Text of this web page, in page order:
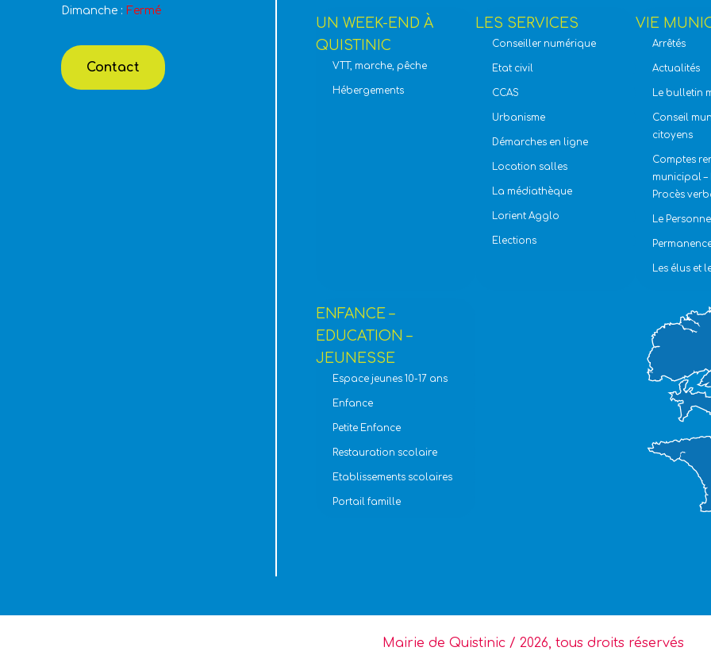
Dimanche : Fermé
Contact
UN WEEK-END À
QUISTINIC
VTT, marche, pêche
Hébergements
LES SERVICES
Conseiller numérique
Etat civil
CCAS
Urbanisme
Démarches en ligne
Location salles
La médiathèque
Lorient Agglo
Elections
VIE
Arrêtés
Actualités
Le bulletin
Conseil
citoyens
Comptes
municipal –
Procès
Le
Les élus et
ENFANCE –
EDUCATION –
JEUNESSE
Espace jeunes 10-17 ans
Enfance
Petite Enfance
Restauration scolaire
Etablissements scolaires
Portail famille
Mairie de Quistinic / 2026, tous droits réservés